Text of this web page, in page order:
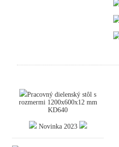
Pracovný dielenský stôl s
rozmermi 1200x600x12 mm
KD640
Novinka 2023